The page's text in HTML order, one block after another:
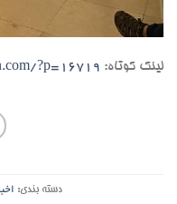
لینک کوتاه: ?p=16719
دسته بندی: